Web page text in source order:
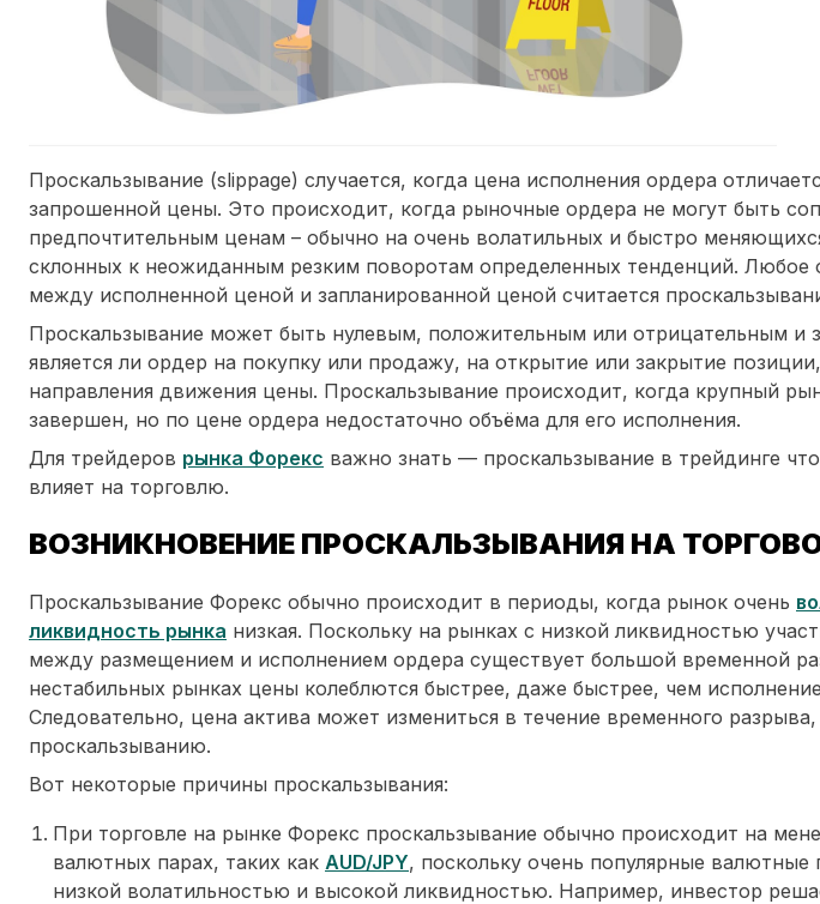
Проскальзывание (slippage) случается, когда цена исполнения ордера
запрошенной цены. Это происходит, когда рыночные ордера не могут быть
предпочтительным ценам – обычно на очень волатильных и быстро
склонных к неожиданным резким поворотам определенных тенденций. Любое
между исполненной ценой и запланированной ценой считается
Проскальзывание может быть нулевым, положительным или отрицательным и
является ли ордер на покупку или продажу, на открытие или закрытие
направления движения цены. Проскальзывание происходит, когда крупный
завершен, но по цене ордера недостаточно объёма для его исполнения.
Для трейдеров рынка Форекс важно знать — проскальзывание в трейдинге
влияет на торговлю.
ВОЗНИКНОВЕНИЕ ПРОСКАЛЬЗЫВАНИЯ НА
Проскальзывание Форекс обычно происходит в периоды, когда рынок очень
ликвидность рынка низкая. Поскольку на рынках с низкой ликвидностью
между размещением и исполнением ордера существует большой временной
нестабильных рынках цены колеблются быстрее, даже быстрее, чем
Следовательно, цена актива может измениться в течение временного
проскальзыванию.
Вот некоторые причины проскальзывания:
При торговле на рынке Форекс проскальзывание обычно происходит на
валютных парах, таких как AUD/JPY, поскольку очень популярные
низкой волатильностью и высокой ликвидностью. Например, инвестор